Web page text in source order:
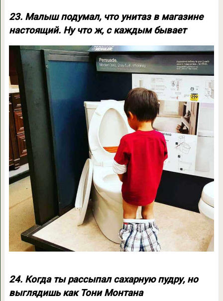
23. Малыш подумал, что унитаз в магазине
настоящий. Ну что ж, с каждым бывает
24. Когда ты рассыпал сахарную пудру, но
выглядишь как Тони Монтана